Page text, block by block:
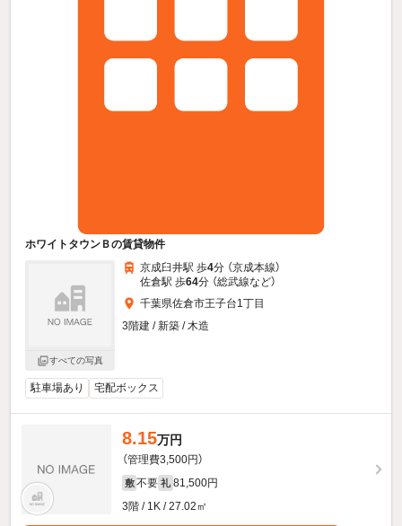
ホワイトタウンＢの賃貸物件
すべての写真
京成臼井駅 歩4分 （京成本線）
佐倉駅 歩64分 （総武線など）
千葉県佐倉市王子台1丁目
3階建 / 新築 / 木造
駐車場あり 宅配ボックス
8.15万円
（管理費3,500円）
敷 不要 礼 81,500円
3階 / 1K / 27.02㎡